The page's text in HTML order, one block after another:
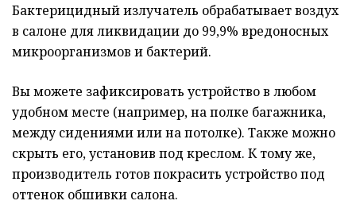
Бактерицидный излучатель обрабатывает воздух
в салоне для ликвидации до 99,9% вредоносных
микроорганизмов и бактерий.
Вы можете зафиксировать устройство в любом
удобном месте (например, на полке багажника,
между сидениями или на потолке). Также можно
скрыть его, установив под креслом. К тому же,
производитель готов покрасить устройство под
оттенок обшивки салона.